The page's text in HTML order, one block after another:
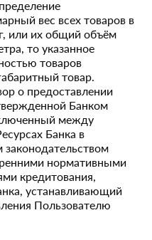
вес всех товаров в
или их общий объём
то указанное
товаров
товар.
о предоставлении
Банком
между
Банка в
нормативными
кредитования,
устанавливающий
Пользователю